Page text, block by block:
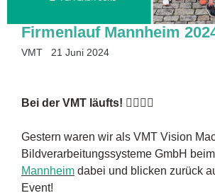
Firmenlauf Mannheim
VMT 21 Juni 2024
Bei der VMT läufts! 🏃‍♂️🏃‍♀️
Gestern waren wir als VMT Vision
Bildverarbeitungssysteme GmbH beim
Mannheim dabei und blicken zurück
Event!